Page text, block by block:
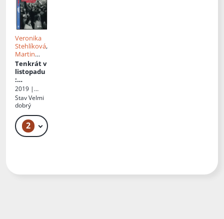
Veronika
Stehlíková,
Martin
Vlach,
Luboš
Veverka
Tenkrát v
listopadu
:
vzpomínk
y na
Matfyz v
čase
zlomu
2019 |
Matfyzpres
s
StavVelmi
dobrý
2 179 Kč